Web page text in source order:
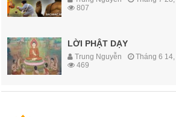
807
LỜI PHẬT DẠY
Trung Nguyễn Tháng 6
469